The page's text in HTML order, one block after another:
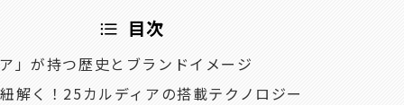
目次
」が持つ歴史とブランドイメージ
解く！25カルディアの搭載テクノロジー